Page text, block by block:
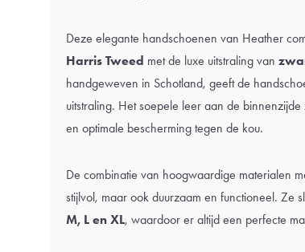
Deze elegante handschoenen van Heather
Harris Tweed met de luxe uitstraling van
handgeweven in Schotland, geeft de
uitstraling. Het soepele leer aan de
en optimale bescherming tegen de kou.
De combinatie van hoogwaardige materialen
stijlvol, maar ook duurzaam en functioneel. Ze
M, L en XL, waardoor er altijd een perfecte